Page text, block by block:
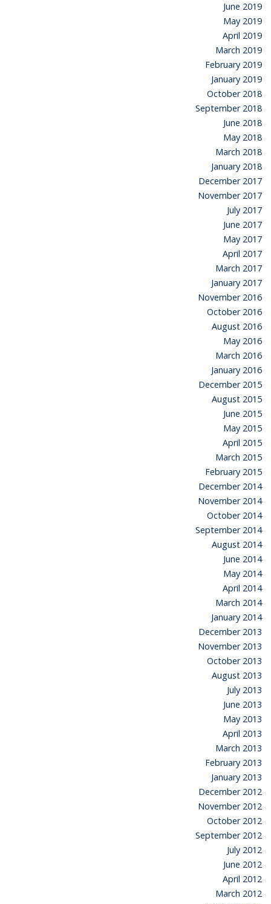
June 2019
May 2019
April 2019
March 2019
February 2019
January 2019
October 2018
September 2018
June 2018
May 2018
March 2018
January 2018
December 2017
November 2017
July 2017
June 2017
May 2017
April 2017
March 2017
January 2017
November 2016
October 2016
August 2016
May 2016
March 2016
January 2016
December 2015
August 2015
June 2015
May 2015
April 2015
March 2015
February 2015
December 2014
November 2014
October 2014
September 2014
August 2014
June 2014
May 2014
April 2014
March 2014
January 2014
December 2013
November 2013
October 2013
August 2013
July 2013
June 2013
May 2013
April 2013
March 2013
February 2013
January 2013
December 2012
November 2012
October 2012
September 2012
July 2012
June 2012
April 2012
March 2012